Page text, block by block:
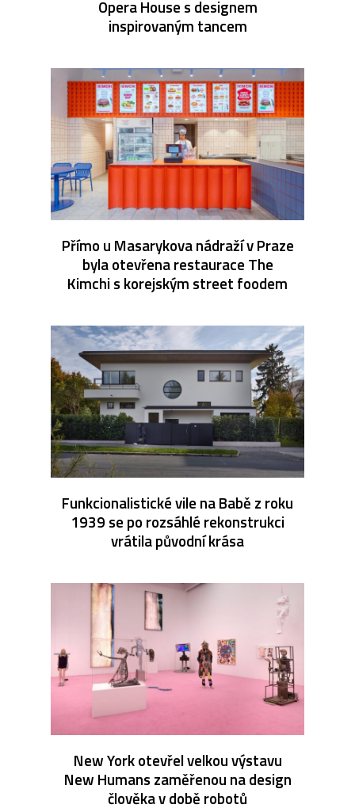
Opera House s designem
inspirovaným tancem
Přímo u Masarykova nádraží v Praze
byla otevřena restaurace The
Kimchi s korejským street foodem
Funkcionalistické vile na Babě z roku
1939 se po rozsáhlé rekonstrukci
vrátila původní krása
New York otevřel velkou výstavu
New Humans zaměřenou na design
člověka v době robotů